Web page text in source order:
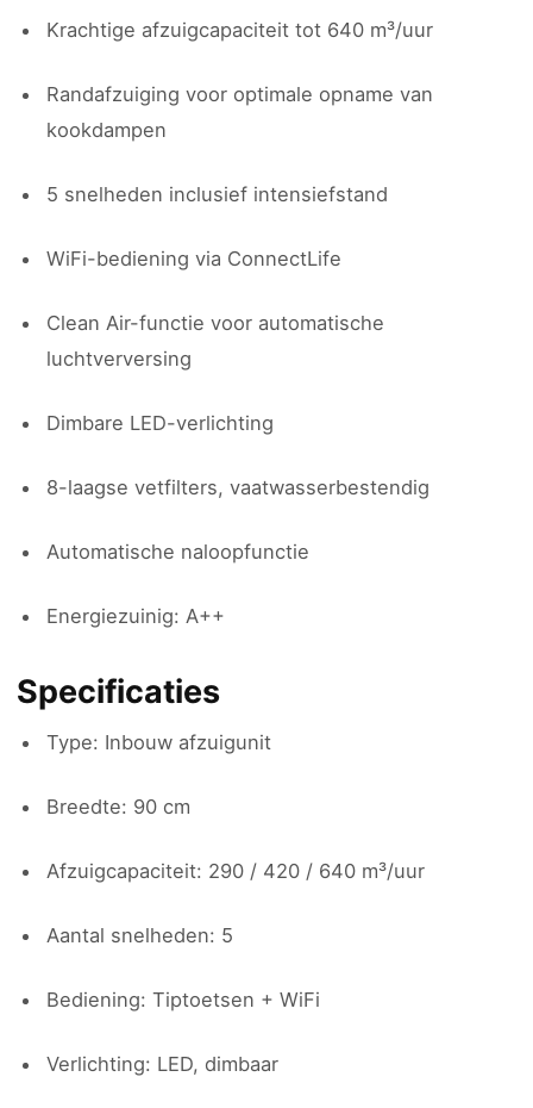
Krachtige afzuigcapaciteit tot 640 m³/uur
Randafzuiging voor optimale opname van
kookdampen
5 snelheden inclusief intensiefstand
WiFi-bediening via ConnectLife
Clean Air-functie voor automatische
luchtverversing
Dimbare LED-verlichting
8-laagse vetfilters, vaatwasserbestendig
Automatische naloopfunctie
Energiezuinig: A++
Specificaties
Type: Inbouw afzuigunit
Breedte: 90 cm
Afzuigcapaciteit: 290 / 420 / 640 m³/uur
Aantal snelheden: 5
Bediening: Tiptoetsen + WiFi
Verlichting: LED, dimbaar